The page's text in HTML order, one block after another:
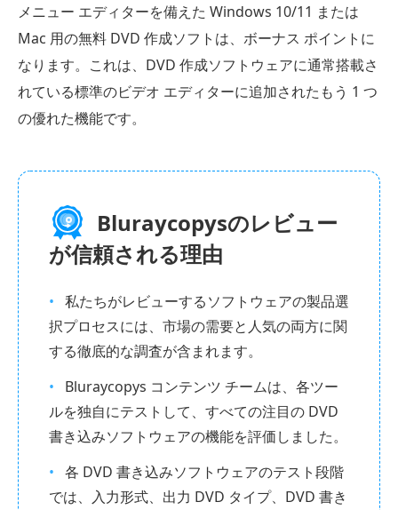
メニュー エディターを備えた Windows 10/11 または
Mac 用の無料 DVD 作成ソフトは、ボーナス ポイントに
なります。これは、DVD 作成ソフトウェアに通常搭載さ
れている標準のビデオ エディターに追加されたもう 1 つ
の優れた機能です。
Bluraycopysのレビュー
が信頼される理由
私たちがレビューするソフトウェアの製品選
択プロセスには、市場の需要と人気の両方に関
する徹底的な調査が含まれます。
Bluraycopys コンテンツ チームは、各ツー
ルを独自にテストして、すべての注目の DVD
書き込みソフトウェアの機能を評価しました。
各 DVD 書き込みソフトウェアのテスト段階
では、入力形式、出力 DVD タイプ、DVD 書き